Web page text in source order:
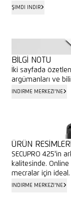
ŞIMDI INDIR
BILGI NOTU
İki sayfada
argümanları ve
İNDIRME MERKEZI'NE
ÜRÜN RESIMLERI
SECUPRO 425'in
kalitesinde.
mecralar için ideal.
İNDIRME MERKEZI'NE